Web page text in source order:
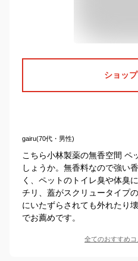
ショッ
gairu(70代・男性)
こちら小林製薬の無香空間 ペ
しょうか。無香料なので強い
く、ペットのトイレ臭や体臭
チリ、蓋がスクリュータイプ
にいたずらされても外れたり
でお薦めです。
全てのおすすめコ